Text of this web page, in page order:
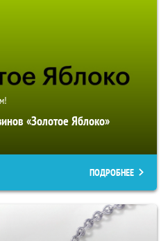
«Золотое Яблоко»
ПОДРОБНЕЕ